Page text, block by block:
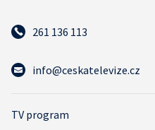
261 136 113
info@ceskatelevize.cz
TV program